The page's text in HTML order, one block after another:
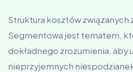
Struktura kosztów związanych
Segmentowa jest tematem,
dokładnego zrozumienia, aby
nieprzyjemnych